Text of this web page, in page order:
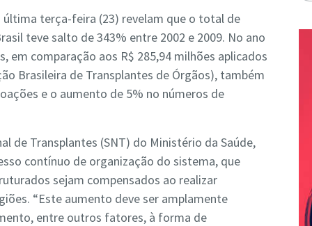
terça-feira (23) revelam que o total de
teve salto de 343% entre 2002 e 2009. No ano
em comparação aos R$ 285,94 milhões aplicados
Brasileira de Transplantes de Órgãos), também
e o aumento de 5% no números de
de Transplantes (SNT) do Ministério da Saúde,
contínuo de organização do sistema, que
sejam compensados ao realizar
“Este aumento deve ser amplamente
entre outros fatores, à forma de